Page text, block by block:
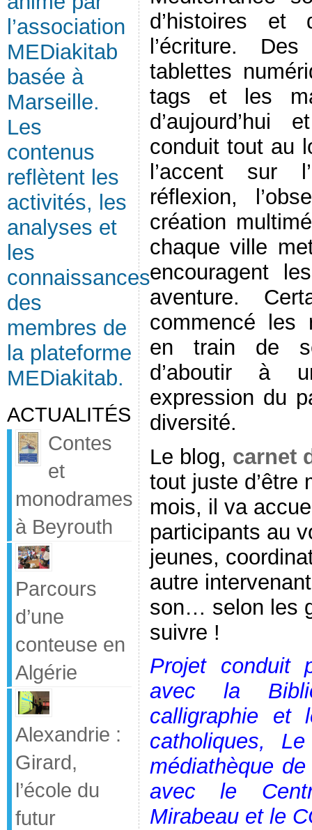
l’association
MEDiakitab
basée à
Marseille.
Les
contenus
reflètent les
activités, les
analyses et
les
connaissances
des
membres de
la plateforme
MEDiakitab.
ACTUALITÉS
Contes
et
monodrames
à Beyrouth
Parcours
d’une
conteuse en
Algérie
Alexandrie :
Girard,
l’école du
futur
d’histoires et
l’écriture.
tablettes
tags et les
conduit tout au
l’accent sur
réflexion,
création
chaque ville
encouragent
aventure.
commencé les
en train de
d’aboutir à
expression du
diversité.
Le blog, carnet
tout juste d’être
mois, il va
participants au
jeunes,
autre
son… selon les
suivre !
Projet conduit
avec la
calligraphie et
catholiques,
médiathèque
avec le
Mirabeau et le